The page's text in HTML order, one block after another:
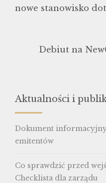
nowe stanowisko
Debiut na
Aktualności i
Dokument
emitentów
Co sprawdzić przed
Checklista dla zarządu